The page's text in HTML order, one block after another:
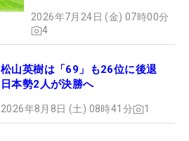
2026年7月24日 (金) 07時00分
4
松山英樹は「69」も26位に後退
日本勢2人が決勝へ
2026年8月8日 (土) 08時41分 1